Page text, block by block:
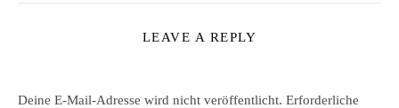
LEAVE A REPLY
Deine E-Mail-Adresse wird nicht veröffentlicht. Erforderliche